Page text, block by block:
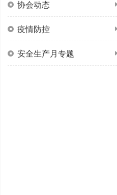
协会动态
疫情防控
安全生产月专题